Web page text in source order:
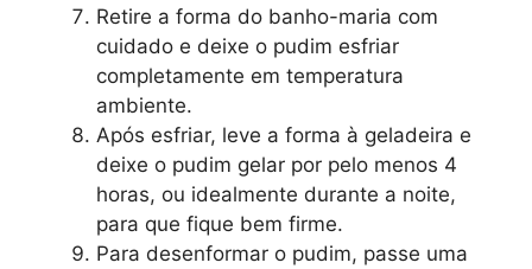
Retire a forma do banho-maria com
cuidado e deixe o pudim esfriar
completamente em temperatura
ambiente.
Após esfriar, leve a forma à geladeira e
deixe o pudim gelar por pelo menos 4
horas, ou idealmente durante a noite,
para que fique bem firme.
Para desenformar o pudim, passe uma